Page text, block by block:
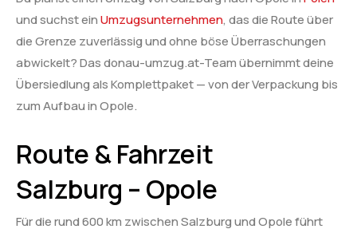
und suchst einUmzugsunternehmen, das die Route über
die Grenze zuverlässig und ohne böse Überraschungen
abwickelt? Das donau-umzug.at-Team übernimmt deine
Übersiedlung als Komplettpaket — von der Verpackung bis
zum Aufbau in Opole.
Route & Fahrzeit
Salzburg – Opole
Für die rund 600 km zwischen Salzburg und Opole führt